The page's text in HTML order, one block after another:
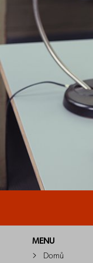
MENU
Domů